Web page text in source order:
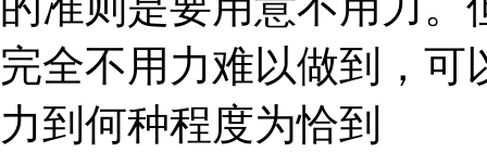
完全不用力难以做到，
力到何种程度为恰到